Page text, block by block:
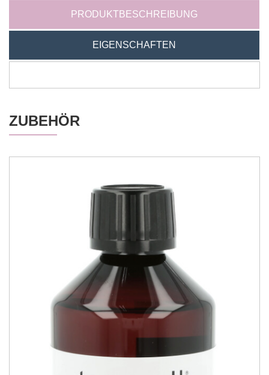
PRODUKTBESCHREIBUNG
EIGENSCHAFTEN
ZUBEHÖR